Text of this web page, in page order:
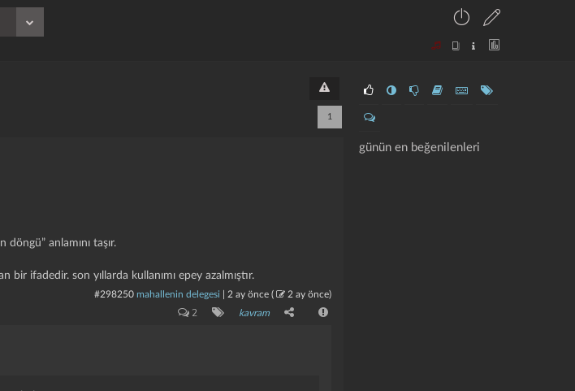
günün en beğenilenleri
1
anlamını taşır.
bir ifadedir. son yıllarda kullanımı epey azalmıştır.
#298250 mahallenin delegesi 2 ay önce ( 2 ay önce)
2 kavram